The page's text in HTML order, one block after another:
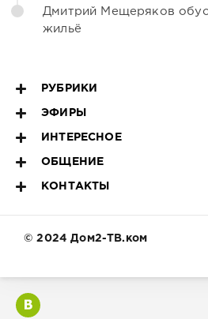
Дмитрий Мещеряков
жильё
РУБРИКИ
ЭФИРЫ
ИНТЕРЕСНОЕ
ОБЩЕНИЕ
КОНТАКТЫ
© 2024 Дом2-ТВ.ком